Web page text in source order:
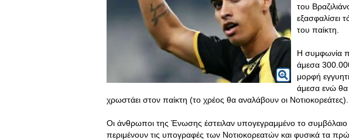
του
εξασφαλίσει
του παίκτη.
Η συμφωνία
άμεσα
μορφή
άμεσα ενώ θα
χρωστάει στον παίκτη (το χρέος θα αναλάβουν οι Νοτιοκορεάτες).
Οι άνθρωποι της Ένωσης έστειλαν υπογεγραμμένο το συμβόλαιο
περιμένουν τις υπογραφές των Νοτιοκορεατών και φυσικά τα